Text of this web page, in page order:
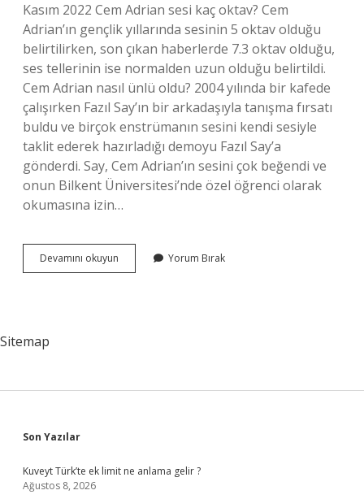
Kasım 2022 Cem Adrian sesi kaç oktav? Cem
Adrian’ın gençlik yıllarında sesinin 5 oktav olduğu
belirtilirken, son çıkan haberlerde 7.3 oktav olduğu,
ses tellerinin ise normalden uzun olduğu belirtildi.
Cem Adrian nasıl ünlü oldu? 2004 yılında bir kafede
çalışırken Fazıl Say’ın bir arkadaşıyla tanışma fırsatı
buldu ve birçok enstrümanın sesini kendi sesiyle
taklit ederek hazırladığı demoyu Fazıl Say’a
gönderdi. Say, Cem Adrian’ın sesini çok beğendi ve
onun Bilkent Üniversitesi’nde özel öğrenci olarak
okumasına izin…
Devamını okuyun
Adrian
Yorum Bırak
Sitemap
Sidebar
Son Yazılar
Kuveyt Türk’te ek limit ne anlama gelir ?
Ağustos 8, 2026